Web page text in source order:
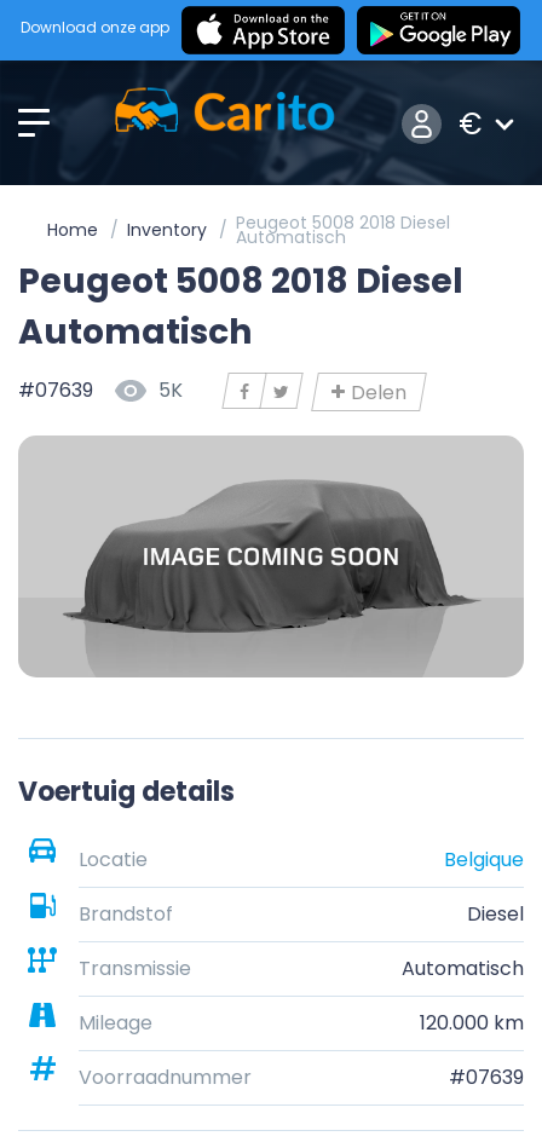
Download onze app
€
Home Inventory Peugeot 5008 2018 Diesel
Automatisch
Peugeot 5008 2018 Diesel
Automatisch
#07639 5K Delen
Voertuig details
Locatie
Belgique
Brandstof
Diesel
Transmissie
Automatisch
Mileage
120.000 km
Voorraadnummer
#07639